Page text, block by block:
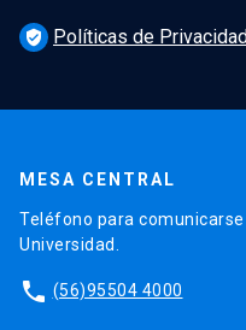
verified_user Políticas de
MESA CENTRAL
Teléfono para
Universidad.
phone (56)95504 4000